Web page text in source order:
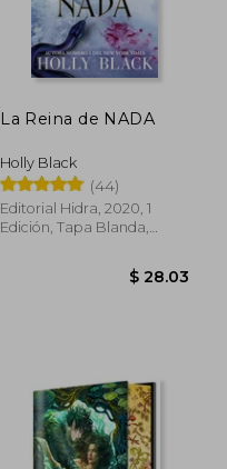
La Reina de NADA
Holly Black
(44)
Editorial Hidra, 2020, 1
Edición, Tapa Blanda,